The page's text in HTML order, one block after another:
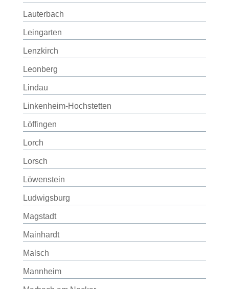
Lauterbach
Leingarten
Lenzkirch
Leonberg
Lindau
Linkenheim-Hochstetten
Löffingen
Lorch
Lorsch
Löwenstein
Ludwigsburg
Magstadt
Mainhardt
Malsch
Mannheim